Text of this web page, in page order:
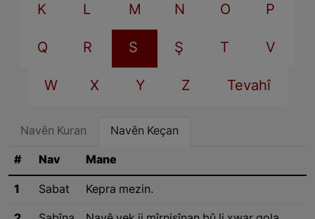
K L M N O P
Q R S Ş T V
W X Y Z Tevahî
Navên Kuran Navên Keçan
# Nav Mane
1 Sabat Kepra mezin.